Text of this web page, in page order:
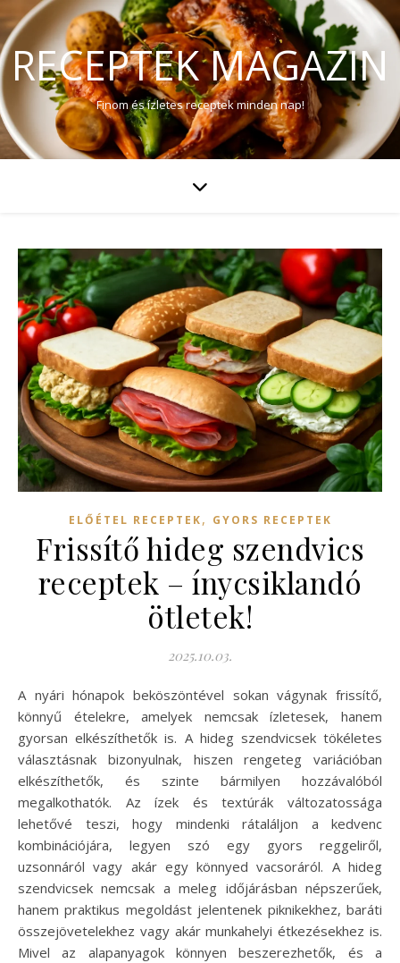
RECEPTEK MAGAZIN
Finom és ízletes receptek minden nap!
ELŐÉTEL RECEPTEK, GYORS RECEPTEK
Frissítő hideg szendvics
receptek – ínycsiklandó
ötletek!
2025.10.03.
A nyári hónapok beköszöntével sokan vágynak frissítő,
könnyű ételekre, amelyek nemcsak ízletesek, hanem
gyorsan elkészíthetők is. A hideg szendvicsek tökéletes
választásnak bizonyulnak, hiszen rengeteg variációban
elkészíthetők, és szinte bármilyen hozzávalóból
megalkothatók. Az ízek és textúrák változatossága
lehetővé teszi, hogy mindenki rátaláljon a kedvenc
kombinációjára, legyen szó egy gyors reggeliről,
uzsonnáról vagy akár egy könnyed vacsoráról. A hideg
szendvicsek nemcsak a meleg időjárásban népszerűek,
hanem praktikus megoldást jelentenek piknikekhez, baráti
összejövetelekhez vagy akár munkahelyi étkezésekhez is.
Mivel az alapanyagok könnyen beszerezhetők, és a